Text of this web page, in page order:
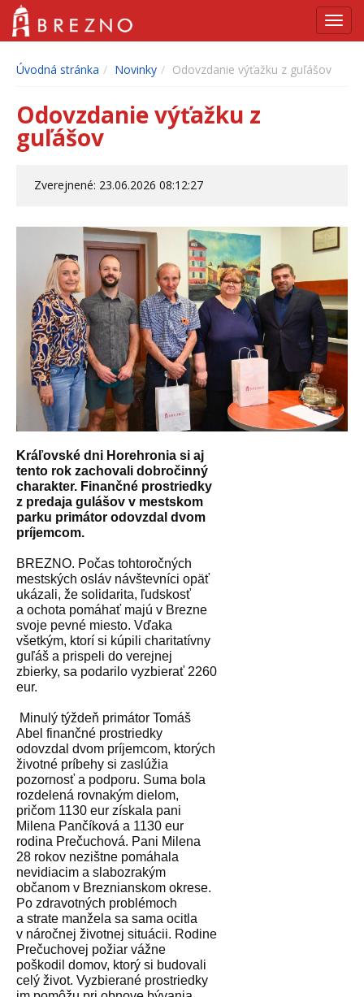
Úvodná stránka Novinky Odovzdanie výťažku z guľášov
Odovzdanie výťažku z
guľášov
Zverejnené: 23.06.2026 08:12:27
Kráľovské dni Horehronia si aj
tento rok zachovali dobročinný
charakter. Finančné prostriedky
z predaja gulášov v mestskom
parku primátor odovzdal dvom
príjemcom.
BREZNO. Počas tohtoročných
mestských osláv návštevníci opäť
ukázali, že solidarita, ľudskosť
a ochota pomáhať majú v Brezne
svoje pevné miesto. Vďaka
všetkým, ktorí si kúpili charitatívny
guľáš a prispeli do verejnej
zbierky, sa podarilo vyzbierať 2260
eur.
Minulý týždeň primátor Tomáš
Abel finančné prostriedky
odovzdal dvom príjemcom, ktorých
životné príbehy si zaslúžia
pozornosť a podporu. Suma bola
rozdelená rovnakým dielom,
pričom 1130 eur získala pani
Milena Pančíková a 1130 eur
rodina Prečuchová. Pani Milena
28 rokov nezištne pomáhala
nevidiacim a slabozrakým
občanom v Breznianskom okrese.
Po zdravotných problémoch
a strate manžela sa sama ocitla
v náročnej životnej situácii. Rodine
Prečuchovej požiar vážne
poškodil domov, ktorý si budovali
celý život. Vyzbierané prostriedky